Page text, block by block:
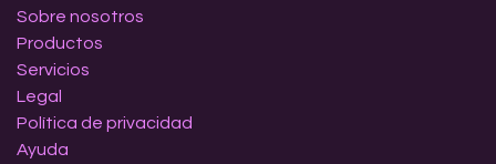
Sobre nosotros
Productos
Servicios
Legal
Política de privacidad
Ayuda